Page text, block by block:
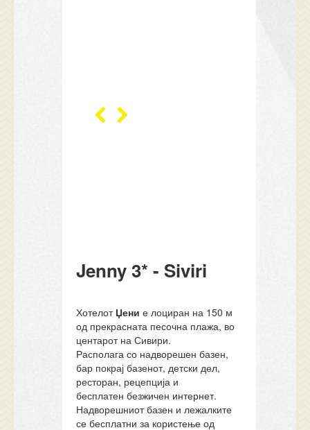
Jenny 3* - Siviri
Хотелот Џени е лоциран на 150 м
од прекрасната песочна плажа, во
центарот на Сивири.
Располага со надворешен базен,
бар покрај базенот, детски дел,
ресторан, рецепција и
бесплатен безжичен интернет.
Надворешниот базен и лежалките
се бесплатни за користење од